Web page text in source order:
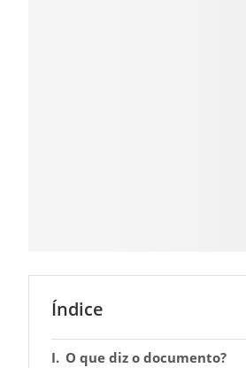
Índice
O que diz o documento?